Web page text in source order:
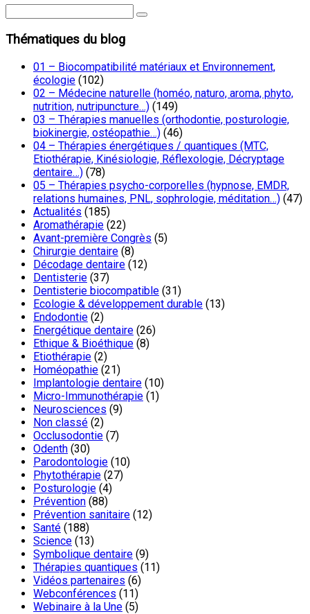
Thématiques du blog
01 – Biocompatibilité matériaux et Environnement,
écologie (102)
02 – Médecine naturelle (homéo, naturo, aroma, phyto,
nutrition, nutripuncture…) (149)
03 – Thérapies manuelles (orthodontie, posturologie,
biokinergie, ostéopathie…) (46)
04 – Thérapies énergétiques / quantiques (MTC,
Etiothérapie, Kinésiologie, Réflexologie, Décryptage
dentaire…) (78)
05 – Thérapies psycho-corporelles (hypnose, EMDR,
relations humaines, PNL, sophrologie, méditation…) (47)
Actualités (185)
Aromathérapie (22)
Avant-première Congrès (5)
Chirurgie dentaire (8)
Décodage dentaire (12)
Dentisterie (37)
Dentisterie biocompatible (31)
Ecologie & développement durable (13)
Endodontie (2)
Energétique dentaire (26)
Ethique & Bioéthique (8)
Etiothérapie (2)
Homéopathie (21)
Implantologie dentaire (10)
Micro-Immunothérapie (1)
Neurosciences (9)
Non classé (2)
Occlusodontie (7)
Odenth (30)
Parodontologie (10)
Phytothérapie (27)
Posturologie (4)
Prévention (88)
Prévention sanitaire (12)
Santé (188)
Science (13)
Symbolique dentaire (9)
Thérapies quantiques (11)
Vidéos partenaires (6)
Webconférences (11)
Webinaire à la Une (5)